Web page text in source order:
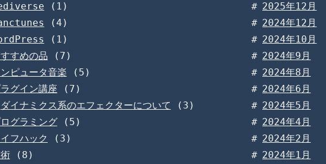
(1)
(4)
(1)
すめの品 (7)
ピュータ音楽 (5)
グイン講座 (7)
ダイナミクス系のエフェクターについて (3)
グラミング(5)
フハック
(3)
(8)
2025年12月
2024年12月
2024年10月
2024年9月
2024年8月
2024年6月
2024年5月
2024年4月
2024年2月
2024年1月